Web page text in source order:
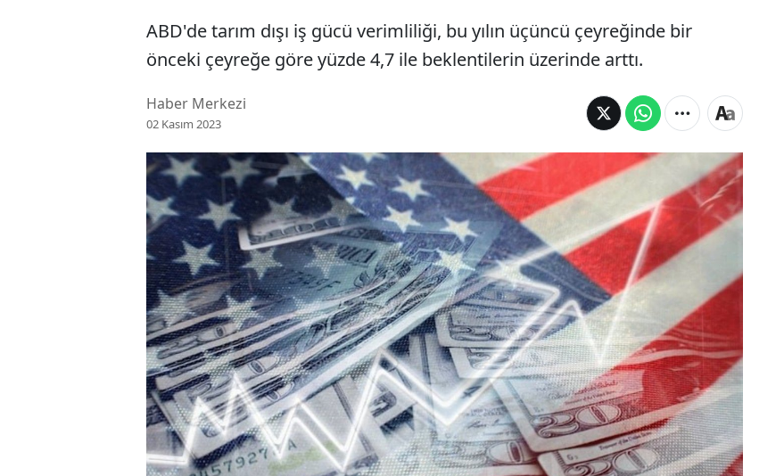
ABD'de tarım dışı iş gücü verimliliği, bu yılın üçüncü çeyreğinde bir
önceki çeyreğe göre yüzde 4,7 ile beklentilerin üzerinde arttı.
Haber Merkezi
02 Kasım 2023
ABD'de tarım dışı iş gücü verimliliği, bu yılın üçüncü
çeyreğinde bir önceki çeyreğe göre yüzde 4,7 ile
beklentilerin üzerinde arttı.